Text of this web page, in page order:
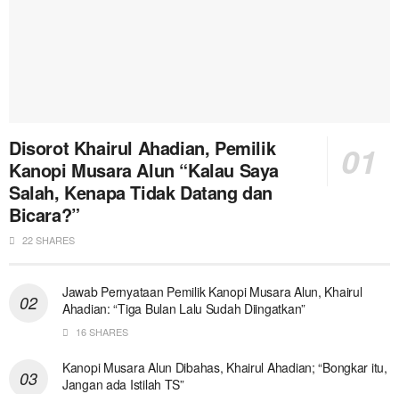
Disorot Khairul Ahadian, Pemilik
Kanopi Musara Alun “Kalau Saya
Salah, Kenapa Tidak Datang dan
Bicara?”
22 SHARES
Jawab Pernyataan Pemilik Kanopi Musara Alun, Khairul
Ahadian: “Tiga Bulan Lalu Sudah Diingatkan”
16 SHARES
Kanopi Musara Alun Dibahas, Khairul Ahadian; “Bongkar itu,
Jangan ada Istilah TS”